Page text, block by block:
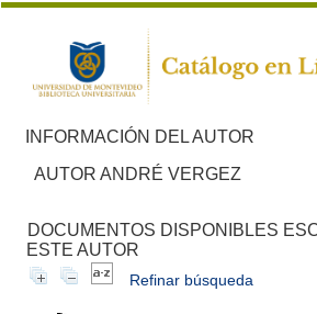
INFORMACIÓN DEL AUTOR
AUTOR ANDRÉ VERGEZ
DOCUMENTOS DISPONIBLES
ESTE AUTOR
Refinar búsqueda